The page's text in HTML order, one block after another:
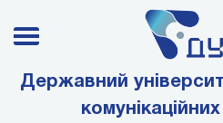
Державний